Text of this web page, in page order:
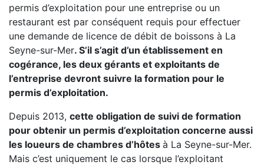
permis d’exploitation pour une entreprise ou un
restaurant est par conséquent requis pour effectuer
une demande de licence de débit de boissons à La
Seyne-sur-Mer. S’il s’agit d’un établissement en
cogérance, les deux gérants et exploitants de
l’entreprise devront suivre la formation pour le
permis d’exploitation.
Depuis 2013, cette obligation de suivi de formation
pour obtenir un permis d’exploitation concerne aussi
les loueurs de chambres d’hôtes à La Seyne-sur-Mer.
Mais c’est uniquement le cas lorsque l’exploitant